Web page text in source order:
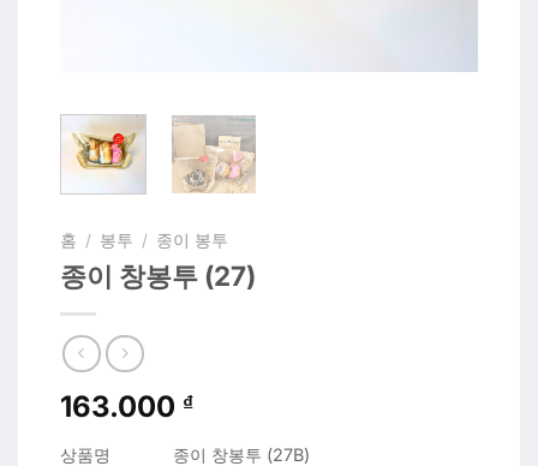
홈 / 봉투 / 종이 봉투
종이 창봉투 (27)
163.000 ₫
상품명 종이 창봉투 (27B)